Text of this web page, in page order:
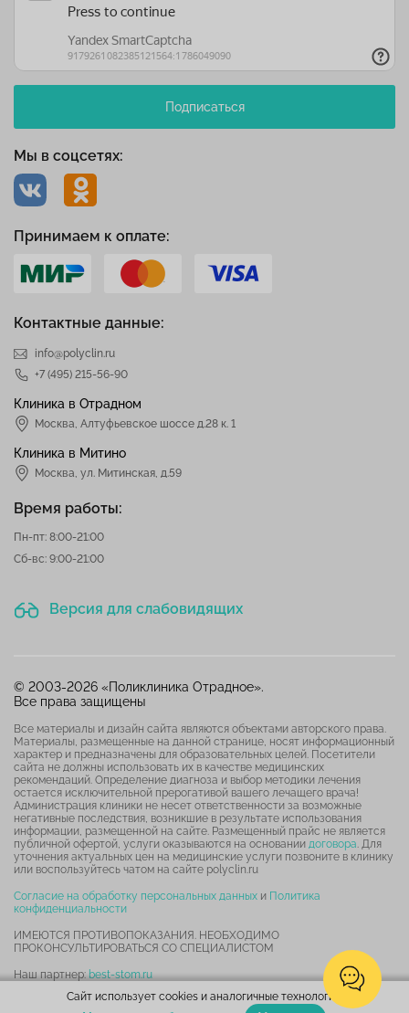
Контактные данные:
info@polyclin.ru
+7 (495) 215-56-90
Клиника в Отрадном
Москва, Алтуфьевское шоссе д.28 к. 1
Клиника в Митино
Москва, ул. Митинская, д.59
Время работы:
Пн-пт: 8:00-21:00
Сб-вс: 9:00-21:00
Мы в соцсетях:
Подписаться
Версия для слабовидящих
Принимаем к оплате:
© 2003-2026 «Поликлиника Отрадное».
Все права защищены
Все материалы и дизайн сайта являются объектами авторского права.
Материалы, размещенные на данной странице, носят информационный
характер и предназначены для образовательных целей. Посетители
сайта не должны использовать их в качестве медицинских
рекомендаций. Определение диагноза и выбор методики лечения
остается исключительной прерогативой вашего лечащего врача!
Администрация клиники не несет ответственности за возможные
негативные последствия, возникшие в результате использования
информации, размещенной на сайте. Размещенный прайс не является
публичной офертой, услуги оказываются на основании договора. Для
уточнения актуальных цен на медицинские услуги позвоните в клинику
или воспользуйтесь чатом на сайте polyclin.ru
Согласие на обработку персональных данных и Политика
конфиденциальности
ИМЕЮТСЯ ПРОТИВОПОКАЗАНИЯ. НЕОБХОДИМО
ПРОКОНСУЛЬТИРОВАТЬСЯ СО СПЕЦИАЛИСТОМ
Наш партнер:best-stom.ru
Карта сайта
Сайт использует cookies и аналогичные технологии.